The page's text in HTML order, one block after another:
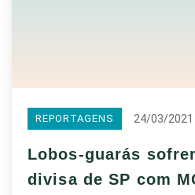
REPORTAGENS 24/03/2021
Lobos-guarás
divisa de SP com